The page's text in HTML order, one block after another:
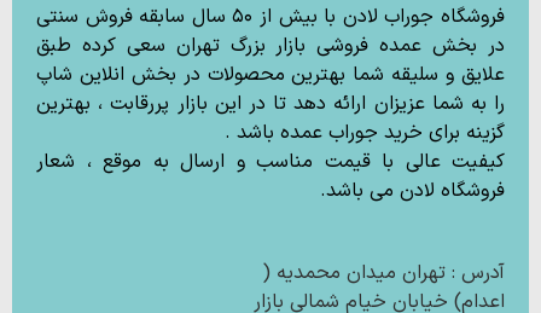
فروشگاه جوراب لادن با بیش از ۵۰ سال سابقه فروش سنتی
در بخش عمده فروشی بازار بزرگ تهران سعی کرده طبق
علایق و سلیقه شما بهترین محصولات در بخش انلاین شاپ
را به شما عزیزان ارائه دهد تا در این بازار پررقابت ، بهترین
گزینه برای خرید جوراب عمده باشد .
کیفیت عالی با قیمت مناسب و ارسال به موقع ، شعار
فروشگاه لادن می باشد.
آدرس : تهران میدان محمدیه (
اعدام) خیابان خیام شمالی بازار